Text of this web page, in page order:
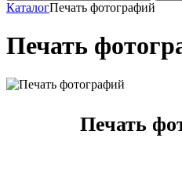
КаталогПечать фотографий
Печать
Печать